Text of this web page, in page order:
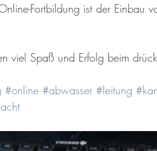
Fortbildung ist der Einbau
viel Spaß und Erfolg beim
#online #abwasser #leitung